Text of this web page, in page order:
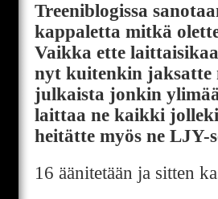
Treeniblogissa
kappaletta mitkä
Vaikka ette
nyt kuitenkin jaksatte
julkaista jonkin
laittaa ne kaikki
heitätte myös ne LJY-
16 äänitetään ja sitten